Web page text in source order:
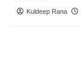
Kuldeep Rana